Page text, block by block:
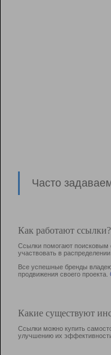
Часто
Как работают ссылки?
Ссылки помогают поисковым
участвовать в
Все успешные бренды
продвижения своего проекта.
Какие существуют
Ссылки можно купить
улучшению их эффективности